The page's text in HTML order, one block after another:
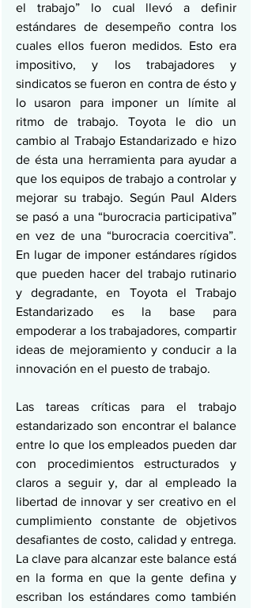
el trabajo” lo cual llevó a definir
estándares de desempeño contra los
cuales ellos fueron medidos. Esto era
impositivo, y los trabajadores y
sindicatos se fueron en contra de ésto y
lo usaron para imponer un límite al
ritmo de trabajo. Toyota le dio un
cambio al Trabajo Estandarizado e hizo
de ésta una herramienta para ayudar a
que los equipos de trabajo a controlar y
mejorar su trabajo. Según Paul Alders
se pasó a una “burocracia participativa”
en vez de una “burocracia coercitiva”.
En lugar de imponer estándares rígidos
que pueden hacer del trabajo rutinario
y degradante, en Toyota el Trabajo
Estandarizado es la base para
empoderar a los trabajadores, compartir
ideas de mejoramiento y conducir a la
innovación en el puesto de trabajo.
Las tareas críticas para el trabajo
estandarizado son encontrar el balance
entre lo que los empleados pueden dar
con procedimientos estructurados y
claros a seguir y, dar al empleado la
libertad de innovar y ser creativo en el
cumplimiento constante de objetivos
desafiantes de costo, calidad y entrega.
La clave para alcanzar este balance está
en la forma en que la gente defina y
escriban los estándares como también